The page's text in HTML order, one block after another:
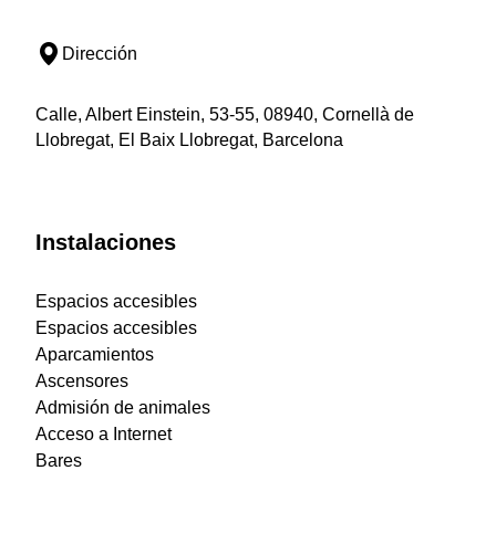
Dirección
Calle, Albert Einstein, 53-55, 08940, Cornellà de
Llobregat, El Baix Llobregat, Barcelona
Instalaciones
Espacios accesibles
Espacios accesibles
Aparcamientos
Ascensores
Admisión de animales
Acceso a Internet
Bares